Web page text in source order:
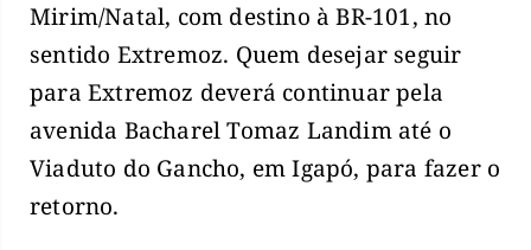
Mirim/Natal, com destino à BR-101, no
sentido Extremoz. Quem desejar seguir
para Extremoz deverá continuar pela
avenida Bacharel Tomaz Landim até o
Viaduto do Gancho, em Igapó, para fazer o
retorno.